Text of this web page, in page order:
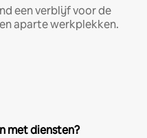
een verblijf voor de
aparte werkplekken.
met diensten?